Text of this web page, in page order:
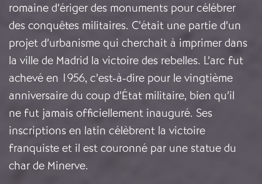
romaine d’ériger des monuments pour célébrer
des conquêtes militaires. C’était une partie d’un
projet d’urbanisme qui cherchait à imprimer dans
la ville de Madrid la victoire des rebelles. L’arc fut
achevé en 1956, c’est-à-dire pour le vingtième
anniversaire du coup d’État militaire, bien qu’il
ne fut jamais officiellement inauguré. Ses
inscriptions en latin célèbrent la victoire
franquiste et il est couronné par une statue du
char de Minerve.